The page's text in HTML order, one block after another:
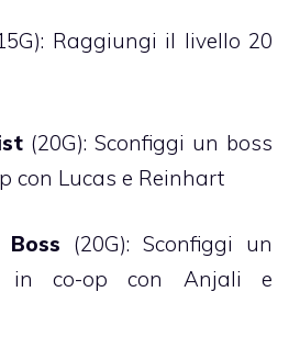
Raggiungi il livello 20
(20G): Sconfiggi un boss
con Lucas e Reinhart
(20G): Sconfiggi un
in co-op con Anjali e